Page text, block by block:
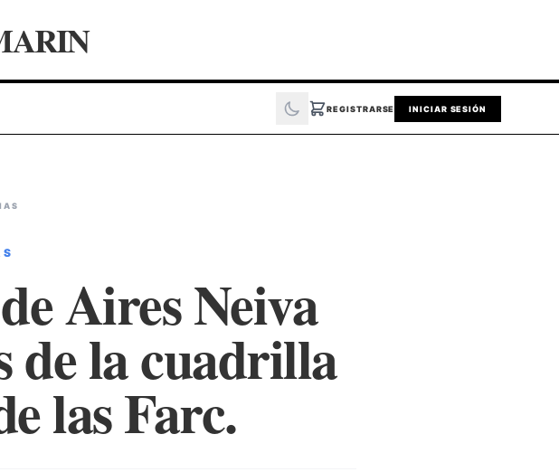
REGISTRARSE INICIAR SESIÓN
Aires Neiva
de la cuadrilla
las Farc.